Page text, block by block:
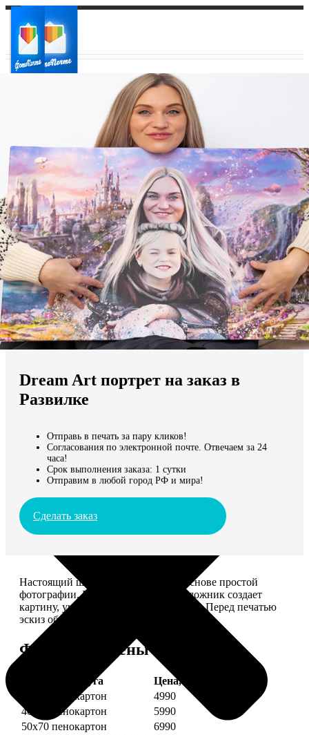
Ваш регион доставки
Выберите из списка:
Мы доставляем по всему миру
Продолжить без города
Dream Art портрет на заказ в
Развилке
Отправь в печать за пару кликов!
Согласования по электронной почте. Отвечаем за 24
часа!
Срок выполнения заказа: 1 сутки
Отправим в любой город РФ и мира!
Сделать заказ
Настоящий шедевр, сделанный на основе простой
фотографии. Профессиональный художник создает
картину, учитывая ваши комментарии. Перед печатью
эскиз обязательно согласуем с вами.
Форматы и цены
Услуга
Цена, руб.
30х40 пенокартон
4990
40х60 пенокартон
5990
50х70 пенокартон
6990